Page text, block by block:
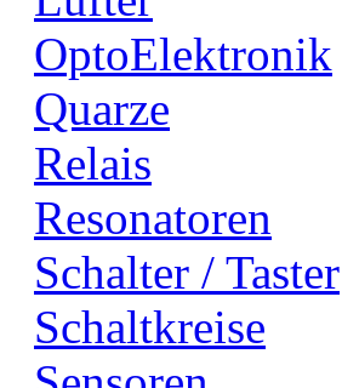
OptoElektronik
Quarze
Relais
Resonatoren
Schalter / Taster
Schaltkreise